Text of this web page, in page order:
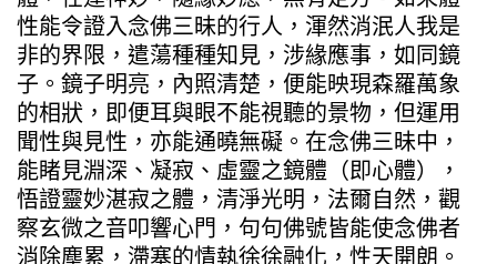
性能令證入念佛三昧的行人，渾然消泯人我是
非的界限，遣蕩種種知見，涉緣應事，如同鏡
子。鏡子明亮，內照清楚，便能映現森羅萬象
的相狀，即便耳與眼不能視聽的景物，但運用
聞性與見性，亦能通曉無礙。在念佛三昧中，
能睹見淵深、凝寂、虛靈之鏡體（即心體），
悟證靈妙湛寂之體，清淨光明，法爾自然，觀
察玄微之音叩響心門，句句佛號皆能使念佛者
消除塵累，滯塞的情執徐徐融化，性天開朗。